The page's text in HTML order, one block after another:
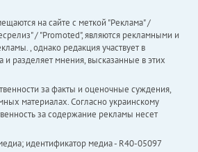
на сайте с меткой "Реклама" /
/ "Promoted", являются рекламными и
, однако редакция участвует в
и разделяет мнения, высказанные в этих
за факты и оценочные суждения,
материалах. Согласно украинскому
за содержание рекламы несет
идентификатор медиа - R40-05097